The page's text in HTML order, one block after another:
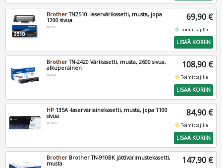
BrotherTN2510 -laservärikasetti, musta, jopa
1200 sivua
TN2510
69,90 €
fiber_manual_recordToimittajilla
LISÄÄ KORIIN
BrotherTN-2420 Värikasetti, musta, 2600 sivua,
alkuperäinen
TN2420
108,90 €
fiber_manual_recordToimittajilla
LISÄÄ KORIIN
HP 135A -laserväriainekasetti, musta, jopa 1100
sivua
W1350A
84,90 €
fiber_manual_recordToimittajilla
LISÄÄ KORIIN
Brother Brother TN-910BK jättivärimustekasetti,
musta
147,90 €